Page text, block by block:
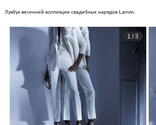
Лукбук весенней коллекции свадебных нарядов Lanvin.
1 /3